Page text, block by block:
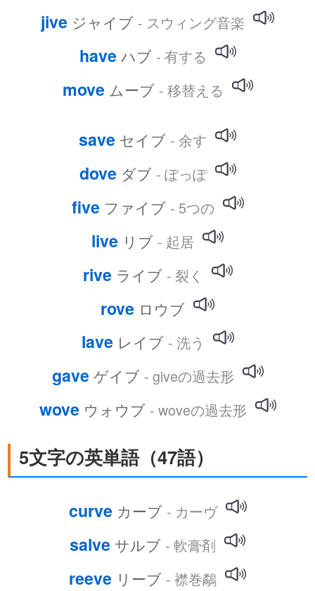
jive ジャイブ - スウィング音楽
have ハブ - 有する
move ムーブ - 移替える
save セイブ - 余す
dove ダブ - ぽっぽ
five ファイブ - 5つの
live リブ - 起居
rive ライブ - 裂く
rove ロウブ
lave レイブ - 洗う
gave ゲイブ - giveの過去形
wove ウォウブ - woveの過去形
5文字の英単語（47語）
curve カーブ - カーヴ
salve サルブ - 軟膏剤
reeve リーブ - 襟巻鷸